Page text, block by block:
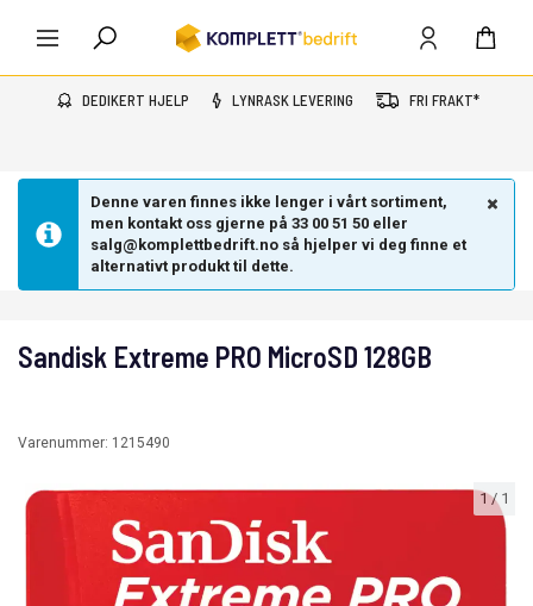
DEDIKERT HJELP LYNRASK LEVERING FRI FRAKT*
Denne varen finnes ikke lenger i vårt sortiment,
men kontakt oss gjerne på 33 00 51 50 eller
salg@komplettbedrift.no så hjelper vi deg finne et
alternativt produkt til dette.
1/ 1
Sandisk Extreme PRO MicroSD 128GB
Varenummer: 1215490